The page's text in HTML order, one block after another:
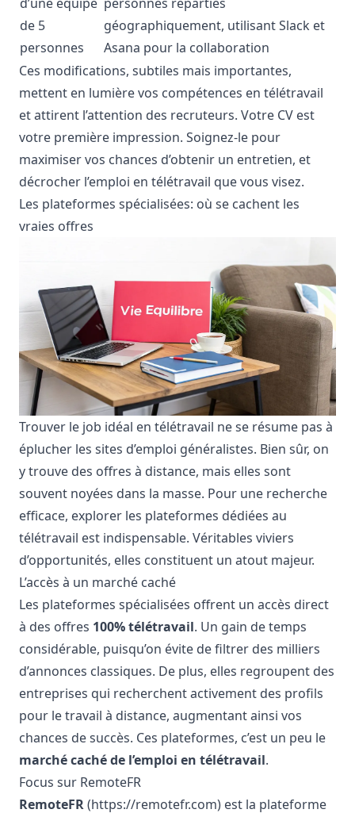
de 5
personnes
géographiquement, utilisant Slack et
Asana pour la collaboration
Ces modifications, subtiles mais importantes,
mettent en lumière vos compétences en télétravail
et attirent l’attention des recruteurs. Votre CV est
votre première impression. Soignez-le pour
maximiser vos chances d’obtenir un entretien, et
décrocher l’emploi en télétravail que vous visez.
Les plateformes spécialisées: où se cachent les
vraies offres
Trouver le job idéal en télétravail ne se résume pas à
éplucher les sites d’emploi généralistes. Bien sûr, on
y trouve des offres à distance, mais elles sont
souvent noyées dans la masse. Pour une recherche
efficace, explorer les plateformes dédiées au
télétravail est indispensable. Véritables viviers
d’opportunités, elles constituent un atout majeur.
L’accès à un marché caché
Les plateformes spécialisées offrent un accès direct
à des offres 100% télétravail. Un gain de temps
considérable, puisqu’on évite de filtrer des milliers
d’annonces classiques. De plus, elles regroupent des
entreprises qui recherchent activement des profils
pour le travail à distance, augmentant ainsi vos
chances de succès. Ces plateformes, c’est un peu le
marché caché de l’emploi en télétravail.
Focus sur RemoteFR
RemoteFR(https://remotefr.com) est la plateforme